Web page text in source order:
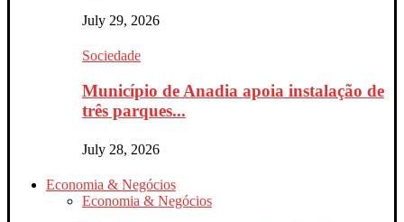
July 29, 2026
Sociedade
Município de Anadia apoia instalação de
três parques...
July 28, 2026
Economia & Negócios
Economia & Negócios